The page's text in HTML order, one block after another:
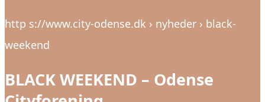
http s://www.city-odense.dk › nyheder › black-
weekend
BLACK WEEKEND – Odense